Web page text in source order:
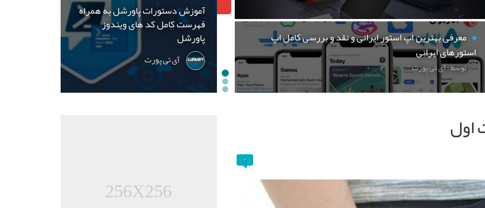
معرفی بهترین اپ استور ایرانی و نقد و بررسی کامل اپ
استورهای ایرانی
توسط : آی تی پورت
آموزش دستورات پاورشل به همراه
فهرست کامل کد های ویندوز
پاورشل
آی تی پورت
اول
۰
256X256